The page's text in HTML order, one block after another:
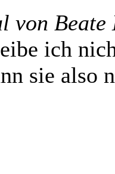
von Beate
ich
sie also